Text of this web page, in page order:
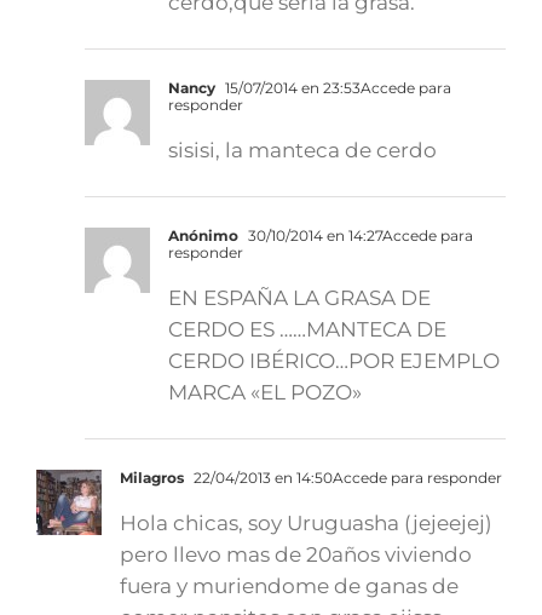
Nancy 15/07/2014 en 23:53Accede para
responder
sisisi, la manteca de cerdo
Anónimo 30/10/2014 en 14:27Accede para
responder
EN ESPAÑA LA GRASA DE
CERDO ES ……MANTECA DE
CERDO IBÉRICO…POR EJEMPLO
MARCA «EL POZO»
Milagros 22/04/2013 en 14:50Accede para responder
Hola chicas, soy Uruguasha (jejeejej)
pero llevo mas de 20años viviendo
fuera y muriendome de ganas de